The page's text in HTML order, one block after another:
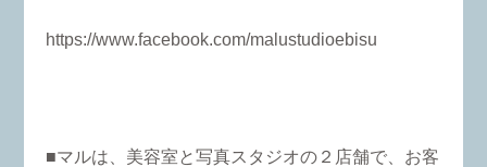
https://www.facebook.com/malustudioebisu
■マルは、美容室と写真スタジオの２店舗で、お客